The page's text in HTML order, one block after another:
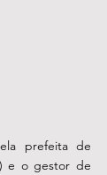
prefeita de
e o gestor de